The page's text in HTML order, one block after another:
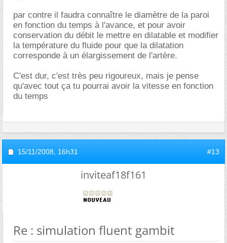
par contre il faudra connaître le diamètre de la paroi
en fonction du temps à l'avance, et pour avoir
conservation du débit le mettre en dilatable et modifier
la température du fluide pour que la dilatation
corresponde à un élargissement de l'artère.
C'est dur, c'est très peu rigoureux, mais je pense
qu'avec tout ça tu pourrai avoir la vitesse en fonction
du temps
15/11/2008, 16h31 #13
inviteaf18f161
Re : simulation fluent gambit